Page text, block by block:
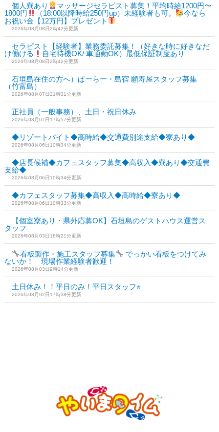
個人寮あり
マッサージセラピスト募集！平均時給1200円〜
1800円
（18:00以降時給250円up）未経験者も可。
今なら
お祝い金【12万円】プレゼント
2026年08月08日2時42分更新
セラピスト【経験者】業務委託募集！（好きな時に好きなだ
け働ける
自宅待機OK/ 車通勤OK）最低保証制度あり
2026年08月08日2時42分更新
石垣島在住の方へ）ぱーらー・島宿 願寿屋スタッフ募集
（竹富島）
2026年08月07日21時31分更新
正社員（一般事務）、土日・祝日休み
2026年08月07日17時57分更新
◆リゾートバイト◆高時給◆交通費別途支給◆寮あり◆
2026年08月06日10時34分更新
◆店長候補◆カフェスタッフ募集◆高収入◆寮あり◆交通費
支給◆
2026年08月06日10時34分更新
◆カフェスタッフ募集◆高収入◆高時給◆寮あり◆
2026年08月06日10時33分更新
【個室寮あり・県外応募OK】石垣島のゲストハウス運営ス
タッフ
2026年08月03日18時21分更新
看板製作・施工スタッフ募集
でっかい看板をつけてみ
ないか！ 現場作業経験者歓迎！
2026年08月03日9時14分更新
土日休み！！平日のみ！平日スタッフ⭐︎
2026年08月02日17時38分更新